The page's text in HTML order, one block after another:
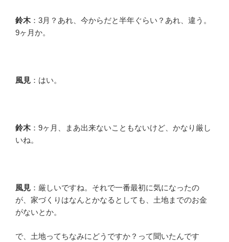
鈴木：3月？あれ、今からだと半年ぐらい？あれ、違う。
9ヶ月か。
風見 ：はい。
鈴木：9ヶ月、まあ出来ないこともないけど、かなり厳し
いね。
風見 ：厳しいですね。それで一番最初に気になったの
が、家づくりはなんとかなるとしても、土地までのお金
がないとか。
で、土地ってちなみにどうですか？って聞いたんです